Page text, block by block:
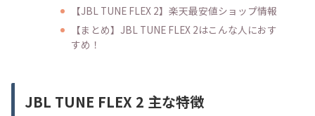
【JBL TUNE FLEX 2】楽天最安値ショップ情報
【まとめ】JBL TUNE FLEX 2はこんな人におす
すめ！
JBL TUNE FLEX 2 主な特徴